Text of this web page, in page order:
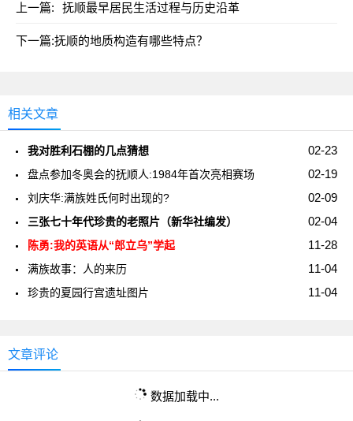
上一篇: 抚顺最早居民生活过程与历史沿革
下一篇:抚顺的地质构造有哪些特点？
相关文章
02-23
我对胜利石棚的几点猜想
02-19
盘点参加冬奥会的抚顺人:1984年首次亮相赛场
02-09
刘庆华:满族姓氏何时出现的?
02-04
三张七十年代珍贵的老照片（新华社编发）
11-28
陈勇:我的英语从“郎立乌”学起
11-04
满族故事：人的来历
11-04
珍贵的夏园行宫遗址图片
文章评论
数据加载中...